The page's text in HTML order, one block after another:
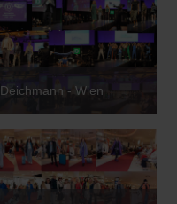
Deichmann - Wien